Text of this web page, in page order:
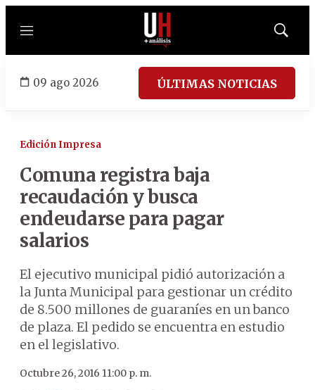
Menú
Mostrar
09 ago 2026 ÚLTIMAS NOTICIAS
Edición Impresa
Comuna registra baja
recaudación y busca
endeudarse para pagar
salarios
El ejecutivo municipal pidió autorización a
la Junta Municipal para gestionar un crédito
de 8.500 millones de guaraníes en un banco
de plaza. El pedido se encuentra en estudio
en el legislativo.
Octubre 26, 2016 11:00 p. m.